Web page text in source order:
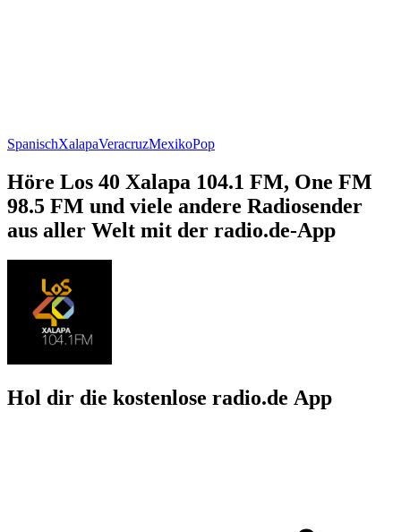
SpanischXalapaVeracruzMexikoPop
Höre Los 40 Xalapa 104.1 FM, One FM
98.5 FM und viele andere Radiosender
aus aller Welt mit der radio.de-App
Hol dir die kostenlose radio.de App